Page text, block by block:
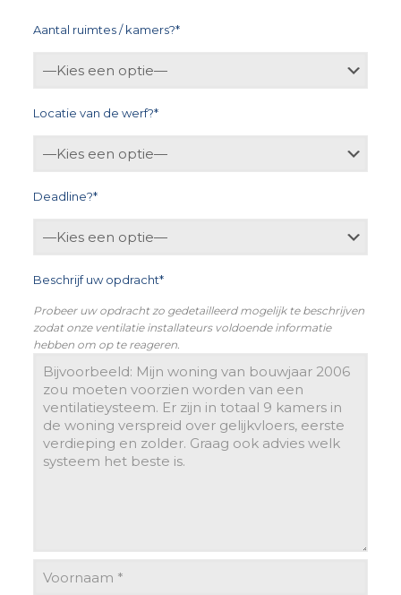
Aantal ruimtes / kamers?*
Locatie van de werf?*
Deadline?*
Beschrijf uw opdracht*
Probeer uw opdracht zo gedetailleerd mogelijk te beschrijven
zodat onze ventilatie installateurs voldoende informatie
hebben om op te reageren.